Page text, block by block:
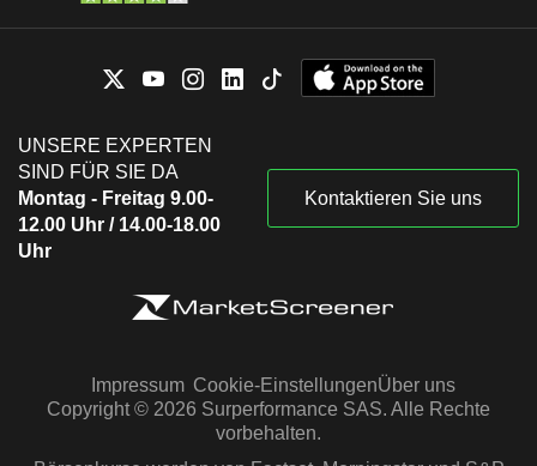
UNSERE EXPERTEN
SIND FÜR SIE DA
Montag - Freitag 9.00-
12.00 Uhr / 14.00-18.00
Uhr
Kontaktieren Sie uns
Impressum Cookie-EinstellungenÜber uns
Copyright © 2026 Surperformance SAS. Alle Rechte
vorbehalten.